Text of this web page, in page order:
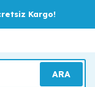
Kargo!
ARA